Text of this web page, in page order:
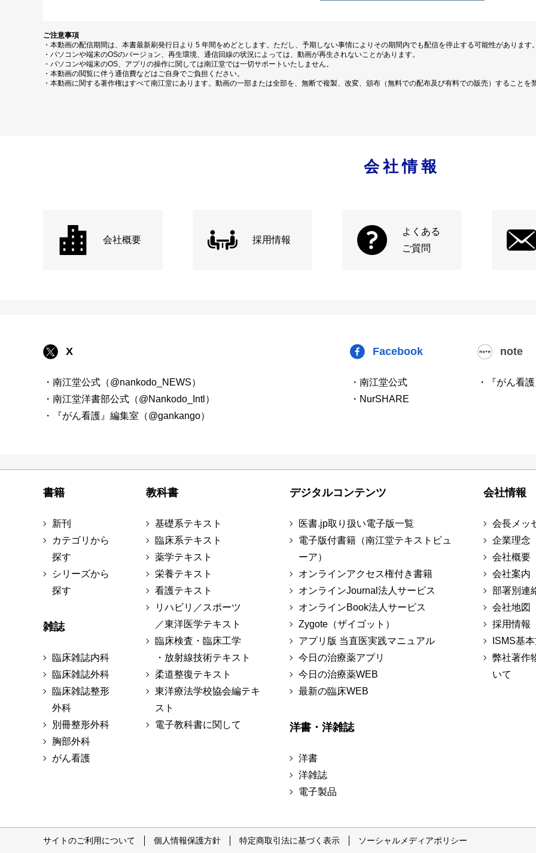
ご注意事項
・本動画の配信期間は、本書最新刷発行日より 5 年間をめどとします。ただし、予期しない事情によりその期間内でも配信を停止する可能性があります
・パソコンや端末のOSのバージョン、再生環境、通信回線の状況によっては、動画が再生されないことがあります。
・パソコンや端末のOS、アプリの操作に関しては南江堂では一切サポートいたしません。
・本動画の閲覧に伴う通信費などはご自身でご負担ください。
・本動画に関する著作権はすべて南江堂にあります。動画の一部または全部を、無断で複製、改変、頒布（無料での配布及び有料での販売）することを
会社情報
会社概要 採用情報
よくある
ご質問
X
・南江堂公式（@nankodo_NEWS）
・南江堂洋書部公式（@Nankodo_Intl）
・『がん看護』編集室（@gankango）
Facebook
・南江堂公式
・NurSHARE
note
・『がん看
書籍
新刊
カテゴリから
探す
シリーズから
探す
雑誌
臨床雑誌内科
臨床雑誌外科
臨床雑誌整形
外科
別冊整形外科
胸部外科
がん看護
教科書
基礎系テキスト
臨床系テキスト
薬学テキスト
栄養テキスト
看護テキスト
リハビリ／スポーツ
／東洋医学テキスト
臨床検査・臨床工学
・放射線技術テキスト
柔道整復テキスト
東洋療法学校協会編テキ
スト
電子教科書に関して
デジタルコンテンツ
医書.jp取り扱い電子版一覧
電子版付書籍（南江堂テキストビュ
ーア）
オンラインアクセス権付き書籍
オンラインJournal法人サービス
オンラインBook法人サービス
Zygote（ザイゴット）
アプリ版 当直医実践マニュアル
今日の治療薬アプリ
今日の治療薬WEB
最新の臨床WEB
洋書・洋雑誌
洋書
洋雑誌
電子製品
会社情報
会長メッ
企業理念
会社概要
会社案内
部署別連
会社地図
採用情報
ISMS基
弊社著作
いて
サイトのご利用について 個人情報保護方針 特定商取引法に基づく表示 ソーシャルメディアポリシー